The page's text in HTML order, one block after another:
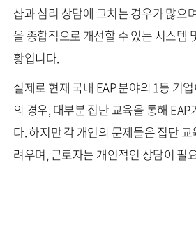
샵과 심리 상담에 그치는 경우가 많으
을 종합적으로 개선할 수 있는 시스템
황입니다.
실제로 현재 국내 EAP 분야의 1등 기
의 경우, 대부분 집단 교육을 통해
다. 하지만 각 개인의 문제들은 집단
려우며, 근로자는 개인적인 상담이 필